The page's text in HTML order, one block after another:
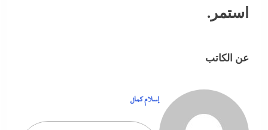
استمر.
عن الكاتب
إسلام كمال